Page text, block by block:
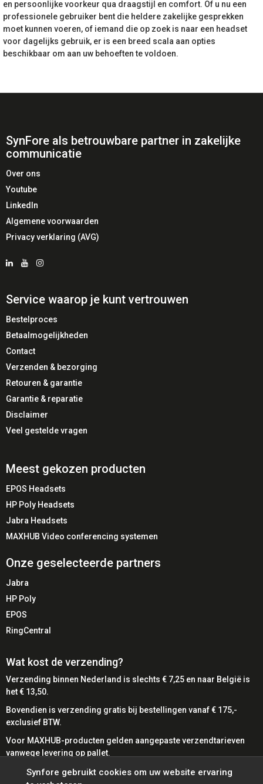
en persoonlijke voorkeur qua draagstijl en comfort. Of u nu een
professionele gebruiker bent die heldere zakelijke gesprekken
moet kunnen voeren, of iemand die op zoek is naar een headset
voor dagelijks gebruik, er is een breed scala aan opties
beschikbaar om aan uw behoeften te voldoen.
SynFore als betrouwbare partner in zakelijke
communicatie
Over ons
Youtube
LinkedIn
Algemene voorwaarden
Privacy verklaring (AVG)
Service waarop je kunt vertrouwen
Bestelproces
Betaalmogelijkheden
Contact
Verzenden & bezorging
Retouren & garantie
Garantie & reparatie
Disclaimer
Veel gestelde vragen
Meest gekozen producten
EPOS Headsets
HP Poly Headsets
Jabra Headsets
MAXHUB Video conferencing systemen
Onze geselecteerde partners
Jabra
HP Poly
EPOS
RingCentral
Wat kost de verzending?
Verzending binnen Nederland is slechts € 7,25 en naar België is
het € 13,50.
Bovendien is verzending gratis bij bestellingen vanaf € 175,-
exclusief BTW.
Voor MAXHUB-producten gelden aangepaste verzendtarieven
vanwege levering op pallet.
Bij SynFore kunt u gemakkelijk betalen met diverse
Synfore gebruikt cookies om uw website ervaring